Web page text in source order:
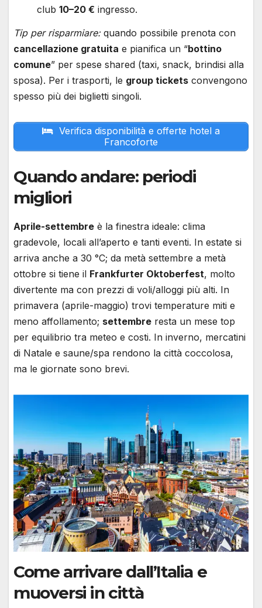
club 10–20 € ingresso.
Tip per risparmiare:quando possibile prenota con
cancellazione gratuita e pianifica un “bottino
comune” per spese shared (taxi, snack, brindisi alla
sposa). Per i trasporti, le group tickets convengono
spesso più dei biglietti singoli.
Verifica disponibilità e offerte hotel a
Francoforte
Quando andare: periodi
migliori
Aprile-settembre è la finestra ideale: clima
gradevole, locali all’aperto e tanti eventi. In estate si
arriva anche a 30 °C; da metà settembre a metà
ottobre si tiene il Frankfurter Oktoberfest, molto
divertente ma con prezzi di voli/alloggi più alti. In
primavera (aprile-maggio) trovi temperature miti e
meno affollamento; settembre resta un mese top
per equilibrio tra meteo e costi. In inverno, mercatini
di Natale e saune/spa rendono la città coccolosa,
ma le giornate sono brevi.
Come arrivare dall’Italia e
muoversi in città